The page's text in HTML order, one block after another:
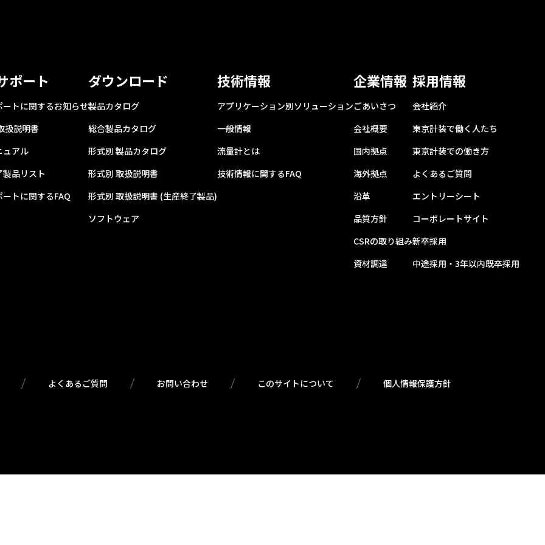
ポート
ートに関するお知らせ
扱説明書
ュアル
品リスト
トに関するFAQ
ダウンロード
製品カタログ
総合製品カタログ
形式別 製品カタログ
形式別 取扱説明書
形式別 取扱説明書 (生産終了製品)
ソフトウェア
技術情報
アプリケーション別ソリューション
一般情報
流量計とは
技術情報に関するFAQ
企業情報
ごあいさつ
会社概要
国内拠点
海外拠点
沿革
品質方針
CSRの取り組み
資材調達
採用情報
会社紹介
東京計装で働く人たち
東京計装での働き方
よくあるご質問
エントリーシート
コーポレートサイト
新卒採用
中途採用・3年以内既卒採用
よくあるご質問 お問い合わせ このサイトについて 個人情報保護方針